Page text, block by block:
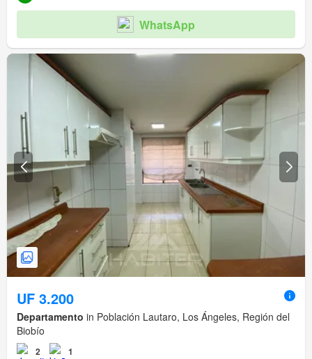
WhatsApp
UF 3.200
Departamento in Población Lautaro, Los Ángeles, Región del
Biobío
2 1